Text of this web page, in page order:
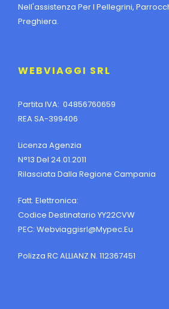
Nell'assistenza Per I Pellegrini,
Preghiera.
WEBVIAGGI SRL
Partita IVA: 04856760659
REA SA-399406
Licenza Agenzia
N°13 Del 24.01.2011
Rilasciata Dalla Regione Campania
Fatt. Elettronica:
Codice Destinatario YY22CVW
PEC: Webviaggisrl@mypec.eu
Polizza RC ALLIANZ N. 112367451